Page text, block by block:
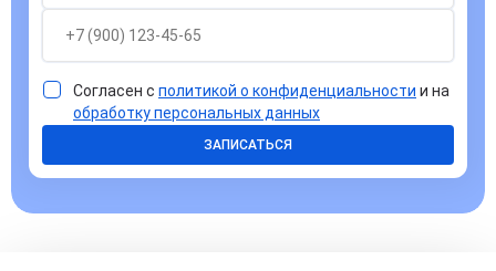
Согласен с политикой о конфиденциальности и на
обработку персональных данных
ЗАПИСАТЬСЯ